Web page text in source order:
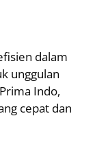
dalam
unggulan
Indo,
cepat dan